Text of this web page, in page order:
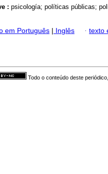
: psicología; políticas públicas;
em Português | Inglês · texto
Todo o conteúdo deste